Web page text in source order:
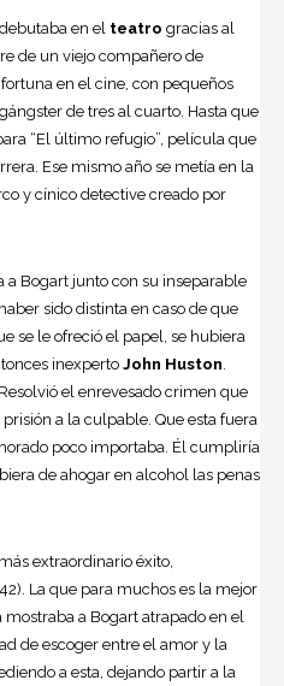
en el teatro gracias al
de un viejo compañero de
en el cine , con pequeños
de tres al cuarto. Hasta que
“El último refugio”, película que
Ese mismo año se metía en la
y cínico detective creado por
a Bogart junto con su inseparable
sido distinta en caso de que
se le ofreció el papel, se hubiera
inexperto John Huston
el enrevesado crimen que
a la culpable. Que esta fuera
poco importaba. Él cumpliría
de ahogar en alcohol las penas
extraordinario éxito,
La que para muchos es la mejor
a Bogart atrapado en el
de escoger entre el amor y la
a esta, dejando partir a la